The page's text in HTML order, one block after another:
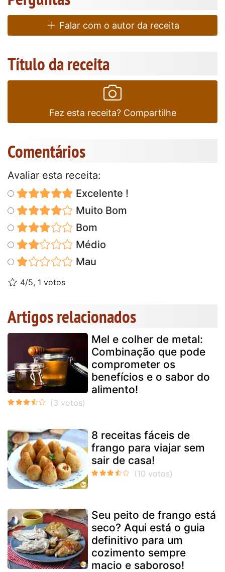
Falar com o autor da receita
Título da receita
Fez esta receita? Compartilhe
Comentários
Avaliar esta receita:
Excelente !
Muito Bom
Bom
Médio
Mau
4/5, 1 votos
Artigos relacionados
Mel e colher de metal:
Combinação que pode
comprometer os
benefícios e o sabor do
alimento!
8 receitas fáceis de
frango para viajar sem
sair de casa!
Seu peito de frango está
seco? Aqui está o guia
definitivo para um
cozimento sempre
macio e saboroso!